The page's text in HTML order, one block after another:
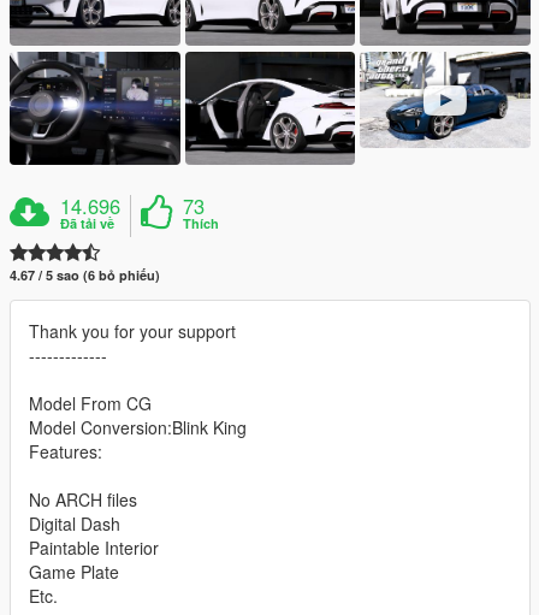
14.696
Đã tải về
73
Thích
4.67 / 5 sao (6 bỏ phiếu)
Thank you for your support
-------------
Model From CG
Model Conversion:Blink King
Features:
No ARCH files
Digital Dash
Paintable Interior
Game Plate
Etc.